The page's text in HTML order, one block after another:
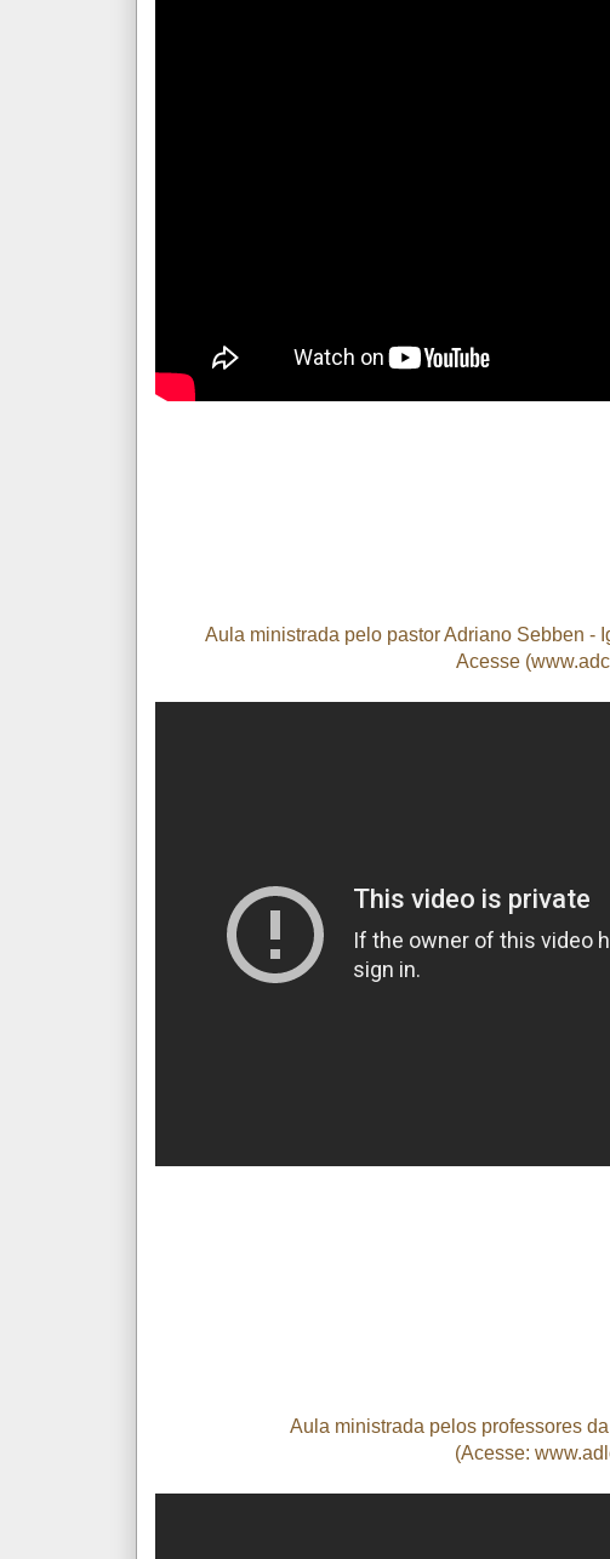
Aula ministrada pelo pastor Adriano Sebben -
Acesse
Aula ministrada pelos professores
(Acesse: